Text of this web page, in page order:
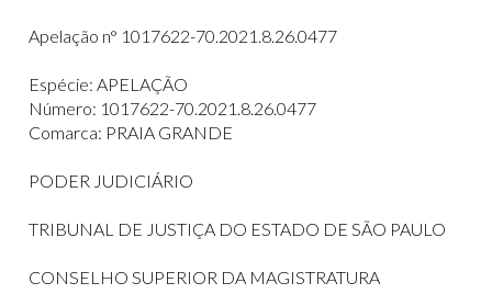
Apelação n° 1017622-70.2021.8.26.0477
Espécie: APELAÇÃO
Número: 1017622-70.2021.8.26.0477
Comarca: PRAIA GRANDE
PODER JUDICIÁRIO
TRIBUNAL DE JUSTIÇA DO ESTADO DE SÃO PAULO
CONSELHO SUPERIOR DA MAGISTRATURA